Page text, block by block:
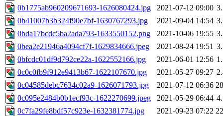
0b1775ab960209671693-1626080424.jpg
2021-07-12 09:00
0b41007b3b324f90e7bf-1630767293.jpg
2021-09-04 14:54
0bda17bcdc5ba2ada793-1633550152.png
2021-10-06 19:55
0bea2e21946a4094cf7f-1629834666.jpeg
2021-08-24 19:51
0bfcdc01df9d792ce22a-1622552166.jpg
2021-06-01 12:56
0c0c0fb9f912e9413b67-1622107670.jpg
2021-05-27 09:27
0c04585debc7634c02a9-1626071793.jpg
2021-07-12 06:36
0c095e2484b0b1ecf93c-1622270699.jpeg
2021-05-29 06:44
0c7fa29fe8bdf57c923e-1632381774.jpg
2021-09-23 07:22